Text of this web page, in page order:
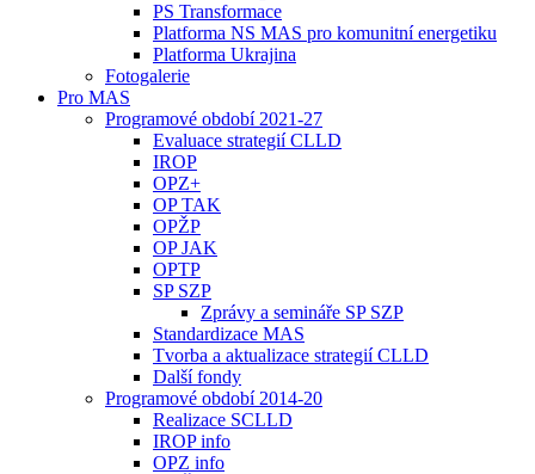
PS Transformace
Platforma NS MAS pro komunitní energetiku
Platforma Ukrajina
Fotogalerie
Pro MAS
Programové období 2021-27
Evaluace strategií CLLD
IROP
OPZ+
OP TAK
OPŽP
OP JAK
OPTP
SP SZP
Zprávy a semináře SP SZP
Standardizace MAS
Tvorba a aktualizace strategií CLLD
Další fondy
Programové období 2014-20
Realizace SCLLD
IROP info
OPZ info